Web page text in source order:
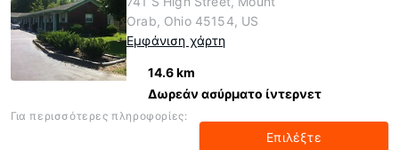
Orab, Ohio 45154, US
Εμφάνιση χάρτη
14.6 km
Δωρεάν ασύρματο ίντερνετ
Για περισσότερες πληροφορίες:
Επιλέξτε